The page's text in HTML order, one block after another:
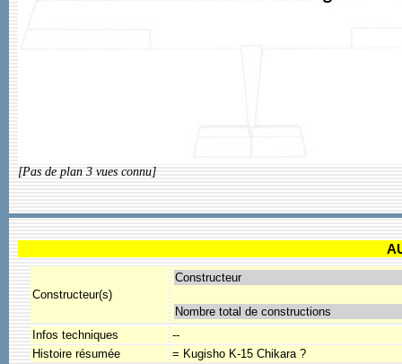
[Pas de plan 3 vues connu]
Constructeur(s)
Constructeur
Nombre total de constructions
Infos techniques
--
Histoire résumée
= Kugisho K-15 Chikara ?